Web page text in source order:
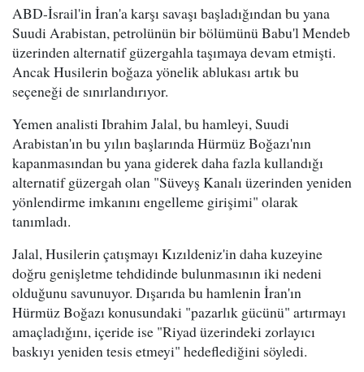
ABD-İsrail'in İran'a karşı savaşı başladığından bu yana
Suudi Arabistan, petrolünün bir bölümünü Babu'l Mendeb
üzerinden alternatif güzergahla taşımaya devam etmişti.
Ancak Husilerin boğaza yönelik ablukası artık bu
seçeneği de sınırlandırıyor.
Yemen analisti Ibrahim Jalal, bu hamleyi, Suudi
Arabistan'ın bu yılın başlarında Hürmüz Boğazı'nın
kapanmasından bu yana giderek daha fazla kullandığı
alternatif güzergah olan "Süveyş Kanalı üzerinden yeniden
yönlendirme imkanını engelleme girişimi" olarak
tanımladı.
Jalal, Husilerin çatışmayı Kızıldeniz'in daha kuzeyine
doğru genişletme tehdidinde bulunmasının iki nedeni
olduğunu savunuyor. Dışarıda bu hamlenin İran'ın
Hürmüz Boğazı konusundaki "pazarlık gücünü" artırmayı
amaçladığını, içeride ise "Riyad üzerindeki zorlayıcı
baskıyı yeniden tesis etmeyi" hedeflediğini söyledi.